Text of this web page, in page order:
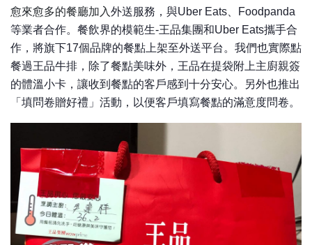
愈來愈多的餐廳加入外送服務，與Uber Eats、 Foodpanda
等業者合作。餐飲界的模範生-王品集團和Uber Eats攜手合
作，將旗下17個品牌的餐點上架至外送平台。我們也實際點
餐過王品牛排，除了餐點美味外，王品在提袋附上主廚親簽
的體溫小卡，讓收到餐點的客戶感到十分安心。另外也推出
「填問卷贈好禮」活動，以便客戶填寫餐點的滿意度問卷。